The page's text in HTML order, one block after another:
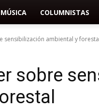
MÚSICA COLUMNISTAS
sensibilización ambiental y
sobre